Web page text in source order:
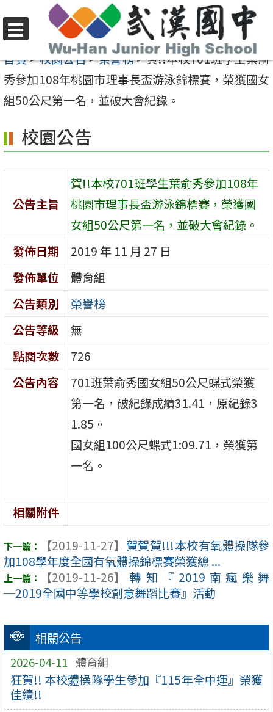
至
要
內
區
選
單
首頁>校園公告>榮譽榜>賀!!本校701班學生葉俞
秀參加108年桃園市理事長盃游泳錦標賽，榮獲國女
組50公尺第一名，並破大會紀錄。
相關公告
2026-04-11 體育組
狂賀!! 本校體操隊學生參加『115年全中運』榮獲
佳績!!
校園公告
公告主旨
賀!!本校701班學生葉俞秀參加108年
桃園市理事長盃游泳錦標賽，榮獲國
女組50公尺第一名，並破大會紀錄。
發佈日期
2019 年 11 月 27 日
發佈單位
體育組
公告類別
榮譽榜
公告等級
無
點閱次數
726
公告內容
701班葉俞秀國女組50公尺蝶式榮獲
第一名，破紀錄成績31.41，原紀錄3
1.85。
國女組100公尺蝶式1:09.71，榮獲第
一名。
相關附件
【2019-11-27】 賀賀賀!!!本校有氧體操隊參
加108學年度全國有氧體操錦標賽榮獲總 ...
【2019-11-26】
轉知『2019南瘋樂舞
─2019全國中等學校創意舞蹈比賽』活動